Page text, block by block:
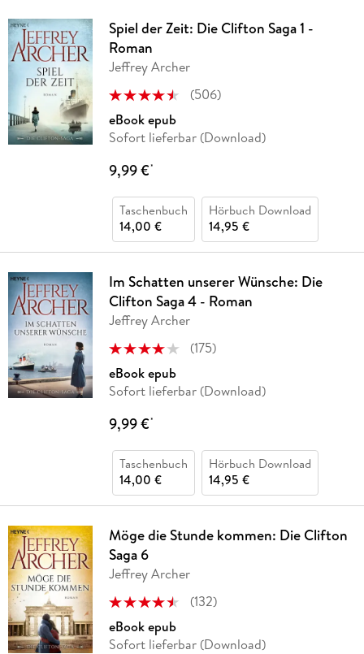
Spiel der Zeit: Die Clifton Saga 1 -
Roman
Jeffrey Archer
(506)
eBook epub
Sofort lieferbar (Download)
9,99 €*
Taschenbuch
14,00 €
Hörbuch Download
14,95 €
Im Schatten unserer Wünsche: Die
Clifton Saga 4 - Roman
Jeffrey Archer
(175)
eBook epub
Sofort lieferbar (Download)
9,99 €*
Taschenbuch
14,00 €
Hörbuch Download
14,95 €
Möge die Stunde kommen: Die Clifton
Saga 6
Jeffrey Archer
(132)
eBook epub
Sofort lieferbar (Download)